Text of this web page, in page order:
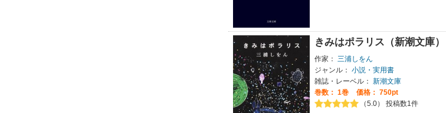
きみはポラリス（新潮文庫）
作家： 三浦しをん
ジャンル： 小説・実用書
雑誌・レーベル： 新潮文庫
巻数： 1巻
価格： 750pt
（5.0） 投稿数1件